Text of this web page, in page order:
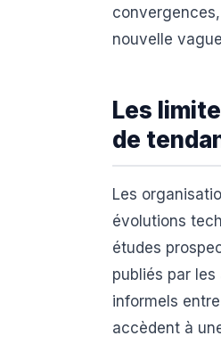
nouvelle
Les
de
Les
évolutions
études
publiés par
informels
accèdent à